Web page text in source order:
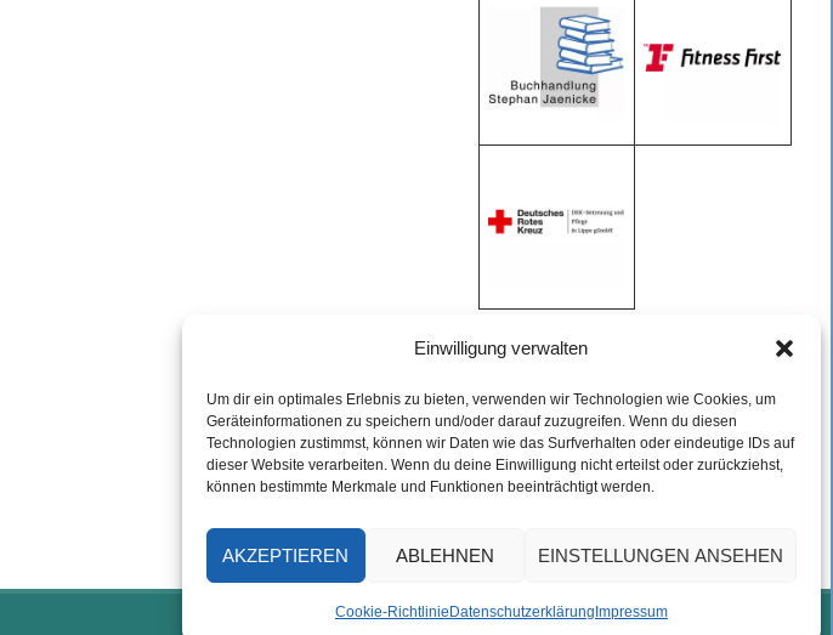
Einwilligung verwalten
Um dir ein optimales Erlebnis zu bieten, verwenden wir Technologien wie Cookies, um
Geräteinformationen zu speichern und/oder darauf zuzugreifen. Wenn du diesen
Technologien zustimmst, können wir Daten wie das Surfverhalten oder eindeutige IDs auf
dieser Website verarbeiten. Wenn du deine Einwilligung nicht erteilst oder zurückziehst,
können bestimmte Merkmale und Funktionen beeinträchtigt werden.
AKZEPTIEREN ABLEHNEN EINSTELLUNGEN ANSEHEN
Cookie-Richtlinie Datenschutzerklärung Impressum
ARCHIV
Archiv